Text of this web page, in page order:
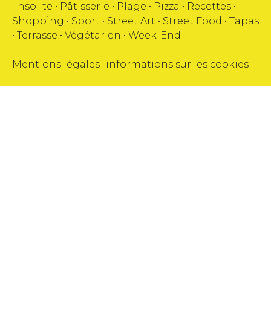
Insolite • Pâtisserie • Plage • Pizza • Recettes •
Shopping • Sport • Street Art • Street Food • Tapas
• Terrasse • Végétarien • Week-End
Mentions légales- informations sur les cookies